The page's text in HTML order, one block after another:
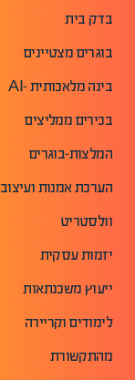
בדק בית
בוגרים מצטיינים
בינה מלאכותית -AI
בכירים ממליצים
המלצות-בוגרים
הערכת אמנות ועיצוב
וולסטריט
יזמות עסקית
ייעוץ משכנתאות
לימודים וקריירה
מהתקשורת